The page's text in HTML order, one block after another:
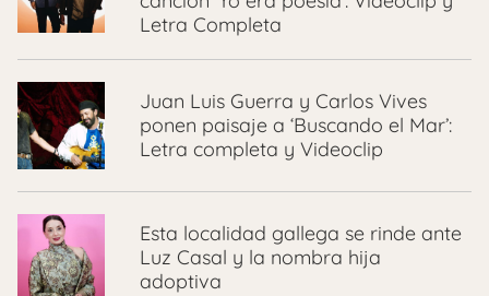
Letra Completa
Juan Luis Guerra y Carlos Vives
ponen paisaje a ‘Buscando el Mar’:
Letra completa y Videoclip
Esta localidad gallega se rinde ante
Luz Casal y la nombra hija
adoptiva